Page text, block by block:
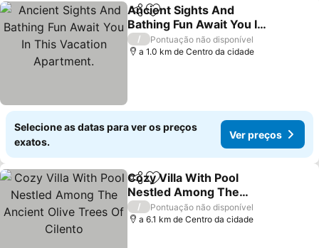
PartilharAdicionar aos favoritos
Ancient Sights And
Bathing Fun Await You In
This Vacation Apartment.
/
Pontuação não disponível
a 1.0 km de Centro da cidade
Selecione as datas para ver os preços
exatos.
Ver preços
PartilharAdicionar aos favoritos
Cozy Villa With Pool
Nestled Among The
Ancient Olive Trees Of
Cilento
/
Pontuação não disponível
a 6.1 km de Centro da cidade